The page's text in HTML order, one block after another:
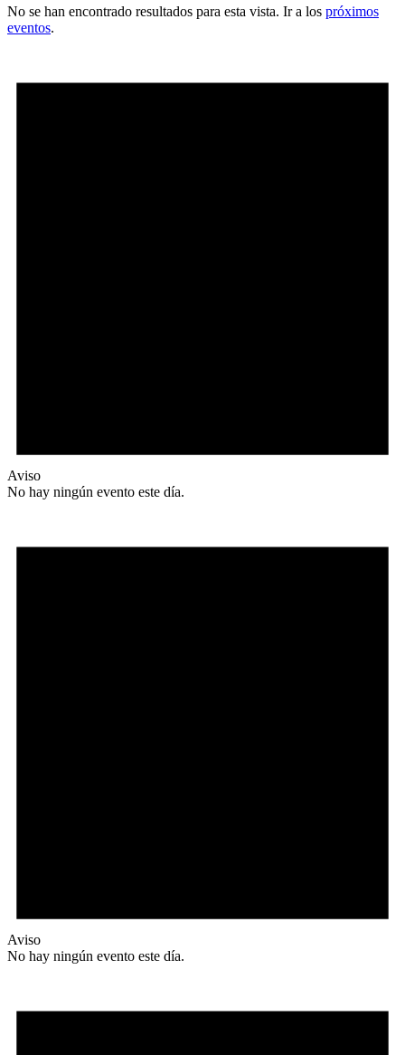
No se han encontrado resultados para esta vista. Ir a los próximos
eventos.
Aviso
No hay ningún evento este día.
Aviso
No hay ningún evento este día.